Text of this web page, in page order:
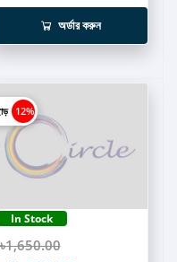
অর্ডার করুন
12%
In Stock
৳1,650.00